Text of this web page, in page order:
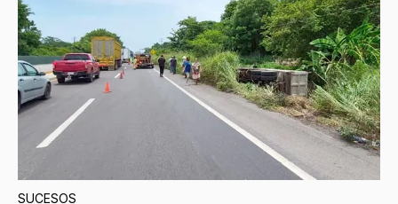
SUCESOS